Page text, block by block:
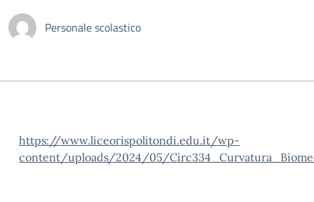
Personale scolastico
https://www.liceorispolitondi.edu.it/wp-
content/uploads/2024/05/